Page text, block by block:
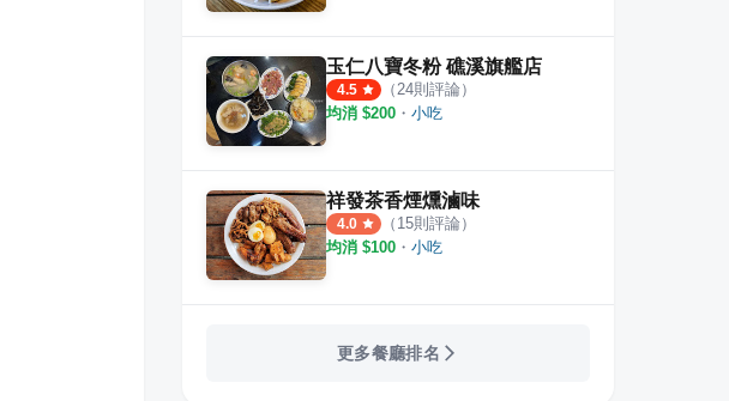
玉仁八寶冬粉 礁溪旗艦店
4.5 （ 24則評論）
均消 $200 ・ 小吃
祥發茶香煙燻滷味
4.0 （ 15則評論）
均消 $100 ・ 小吃
更多餐廳排名